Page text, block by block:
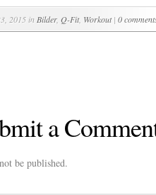
2015 in Bilder, Q-Fit, Workout| 0
a
be published.